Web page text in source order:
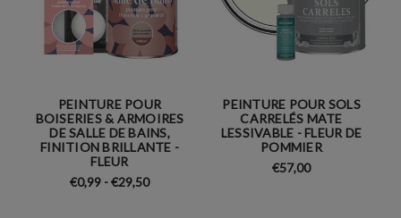
PEINTURE POUR
BOISERIES & ARMOIRES
DE SALLE DE BAINS,
FINITION BRILLANTE -
FLEUR
€0,99 - €29,50
PEINTURE POUR SOLS
CARRELÉS MATE
LESSIVABLE - FLEUR DE
POMMIER
€57,00